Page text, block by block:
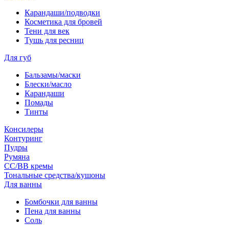
Карандаши/подводки
Косметика для бровей
Тени для век
Тушь для ресниц
Для губ
Бальзамы/маски
Блески/масло
Карандаши
Помады
Тинты
Консилеры
Контуринг
Пудры
Румяна
СС/ВВ кремы
Тональные средства/кушоны
Для ванны
Бомбочки для ванны
Пена для ванны
Соль